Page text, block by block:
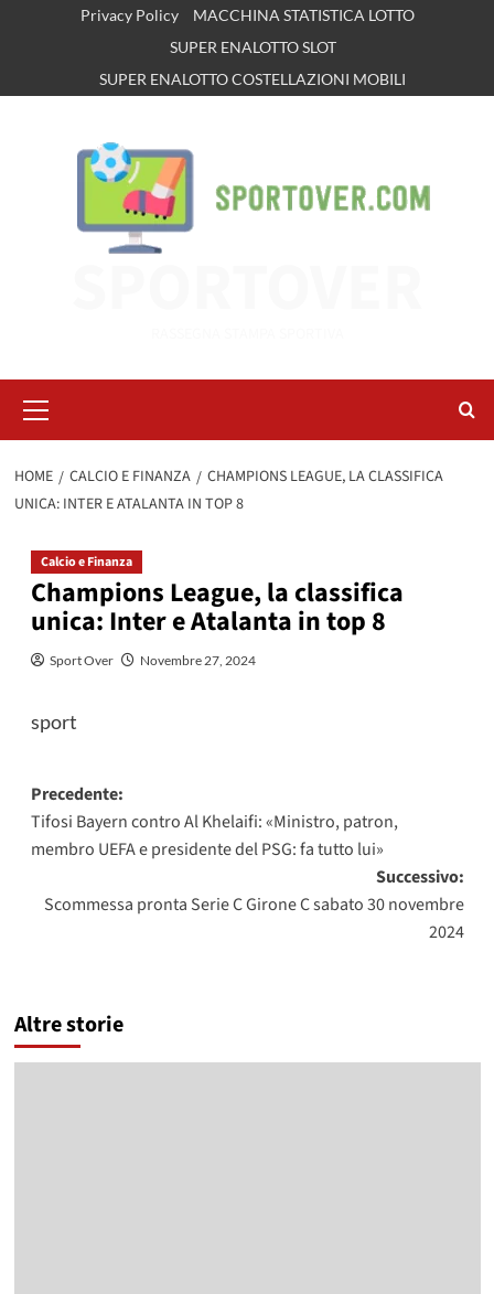
Privacy Policy
MACCHINA STATISTICA LOTTO
SUPER ENALOTTO SLOT
SUPER ENALOTTO COSTELLAZIONI MOBILI
principale
HOME CALCIO E FINANZA
CHAMPIONS LEAGUE, LA CLASSIFICA
UNICA: INTER E ATALANTA IN TOP 8
Calcio e Finanza
Champions League, la classifica
unica: Inter e Atalanta in top 8
Sport Over Novembre 27, 2024
sport
Navigazione
articolo
Precedente:
Tifosi Bayern contro Al Khelaifi: «Ministro, patron,
membro UEFA e presidente del PSG: fa tutto lui»
Successivo:
Scommessa pronta Serie C Girone C sabato 30 novembre
2024
Altre storie